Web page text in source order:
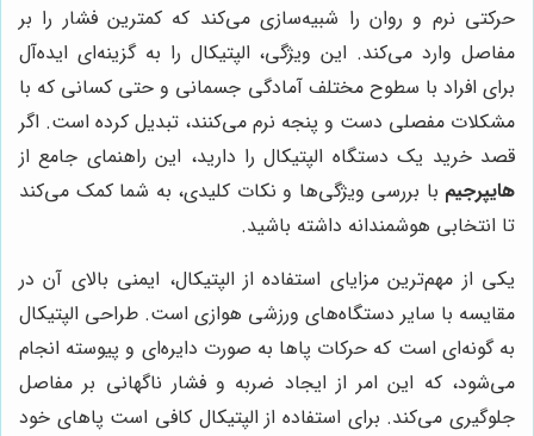
حرکتی نرم و روان را شبیه‌سازی می‌کند که کمترین فشار را بر
مفاصل وارد می‌کند. این ویژگی، الپتیکال را به گزینه‌ای ایده‌آل
برای افراد با سطوح مختلف آمادگی جسمانی و حتی کسانی که با
مشکلات مفصلی دست و پنجه نرم می‌کنند، تبدیل کرده است. اگر
قصد خرید یک دستگاه الپتیکال را دارید، این راهنمای جامع از
هایپرجیم با بررسی ویژگی‌ها و نکات کلیدی، به شما کمک می‌کند
تا انتخابی هوشمندانه داشته باشید.
یکی از مهم‌ترین مزایای استفاده از الپتیکال، ایمنی بالای آن در
مقایسه با سایر دستگاه‌های ورزشی هوازی است. طراحی الپتیکال
به گونه‌ای است که حرکات پاها به صورت دایره‌ای و پیوسته انجام
می‌شود، که این امر از ایجاد ضربه و فشار ناگهانی بر مفاصل
جلوگیری می‌کند. برای استفاده از الپتیکال کافی است پاهای خود